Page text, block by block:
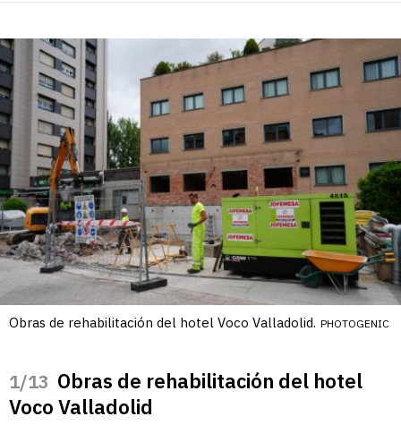
Obras de rehabilitación del hotel Voco Valladolid. PHOTOGENIC
/13 Obras de rehabilitación del hotel
Voco Valladolid